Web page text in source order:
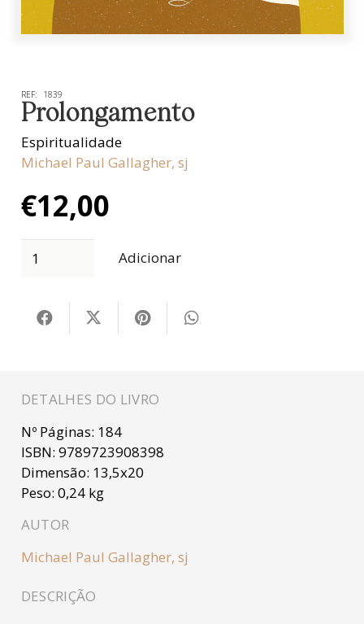
REF: 1839
Prolongamento
Espiritualidade
Michael Paul Gallagher, sj
€12,00
Adicionar
DETALHES DO LIVRO
Nº Páginas: 184
ISBN: 9789723908398
Dimensão: 13,5x20
Peso: 0,24 kg
AUTOR
Michael Paul Gallagher, sj
DESCRIÇÃO